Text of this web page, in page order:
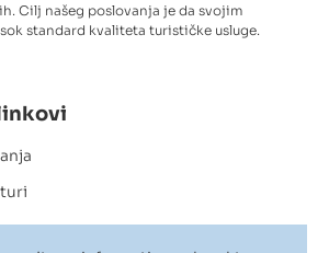
Cilj našeg poslovanja je da svojim
standard kvaliteta turističke usluge.